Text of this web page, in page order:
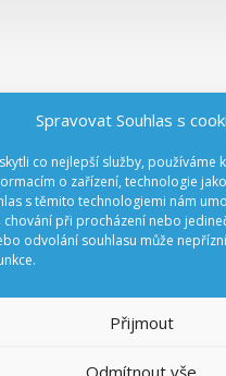
Spravovat Souhlas s
co nejlepší služby, používáme
o zařízení, technologie
s těmito technologiemi nám
chování při procházení nebo
odvolání souhlasu může
Přijmout
Odmítnout vše
ODEBÍREJTE NOVINKY Z